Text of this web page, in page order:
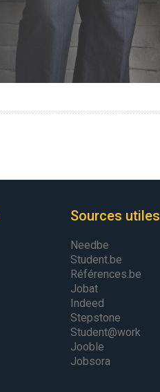
Sources utiles
Needbe
Student.be
Références.be
Jobat
Indeed
Stepstone
Student@work
Jooble
Jobsora